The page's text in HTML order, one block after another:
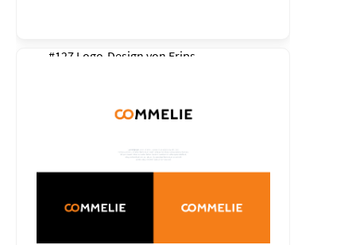
#127 Logo-Design von Erips